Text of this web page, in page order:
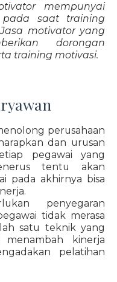
mempunyai
saat training
motivator yang
dorongan
training motivasi.
perusahaan
dan urusan
pegawai yang
tentu akan
pada akhirnya bisa
penyegaran
tidak merasa
satu teknik yang
kinerja
pelatihan